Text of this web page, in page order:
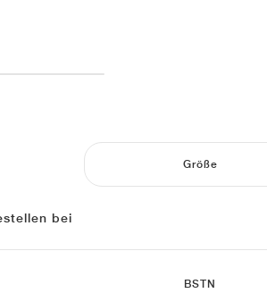
Größe
bei
BSTN